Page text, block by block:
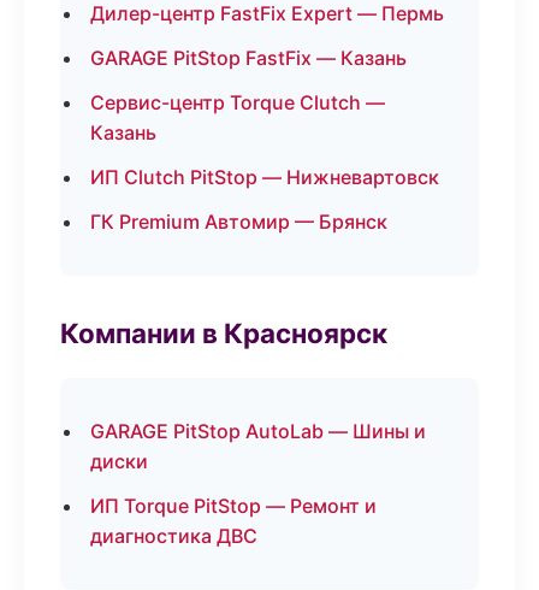
Дилер-центр FastFix Expert — Пермь
GARAGE PitStop FastFix — Казань
Сервис-центр Torque Clutch —
Казань
ИП Clutch PitStop — Нижневартовск
ГК Premium Автомир — Брянск
Компании в Красноярск
GARAGE PitStop AutoLab — Шины и
диски
ИП Torque PitStop — Ремонт и
диагностика ДВС